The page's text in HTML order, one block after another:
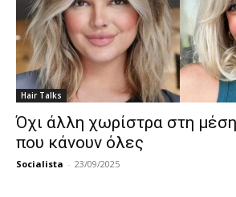
Hair Talks
Όχι άλλη χωρίστρα στη
που κάνουν όλες
Socialista - 23/09/2025